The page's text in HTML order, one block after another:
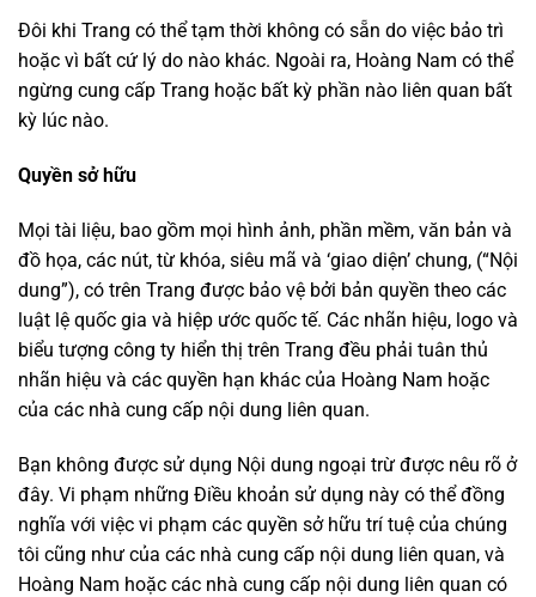
Đôi khi Trang có thể tạm thời không có sẵn do việc bảo trì
hoặc vì bất cứ lý do nào khác. Ngoài ra, Hoàng Nam có thể
ngừng cung cấp Trang hoặc bất kỳ phần nào liên quan bất
kỳ lúc nào.
Quyền sở hữu
Mọi tài liệu, bao gồm mọi hình ảnh, phần mềm, văn bản và
đồ họa, các nút, từ khóa, siêu mã và ‘giao diện’ chung, (“Nội
dung”), có trên Trang được bảo vệ bởi bản quyền theo các
luật lệ quốc gia và hiệp ước quốc tế. Các nhãn hiệu, logo và
biểu tượng công ty hiển thị trên Trang đều phải tuân thủ
nhãn hiệu và các quyền hạn khác của Hoàng Nam hoặc
của các nhà cung cấp nội dung liên quan.
Bạn không được sử dụng Nội dung ngoại trừ được nêu rõ ở
đây. Vi phạm những Điều khoản sử dụng này có thể đồng
nghĩa với việc vi phạm các quyền sở hữu trí tuệ của chúng
tôi cũng như của các nhà cung cấp nội dung liên quan, và
Hoàng Nam hoặc các nhà cung cấp nội dung liên quan có